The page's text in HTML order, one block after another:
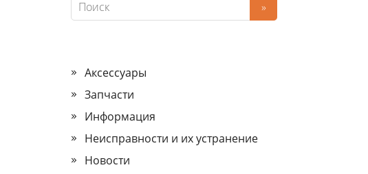
Аксессуары
Запчасти
Информация
Неисправности и их устранение
Новости